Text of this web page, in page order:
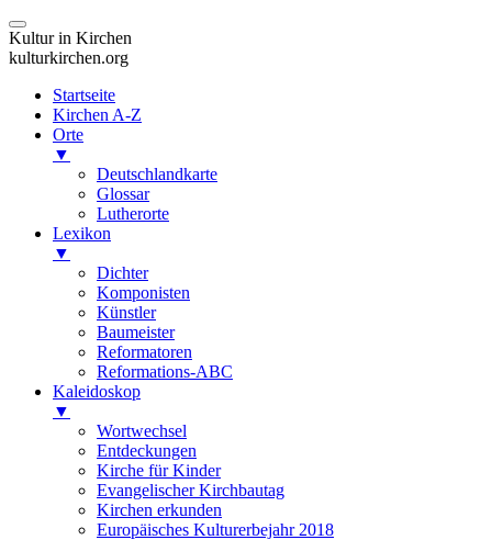
Kultur in Kirchen
kulturkirchen.org
Startseite
Kirchen A-Z
Orte
▼
Deutschlandkarte
Glossar
Lutherorte
Lexikon
▼
Dichter
Komponisten
Künstler
Baumeister
Reformatoren
Reformations-ABC
Kaleidoskop
▼
Wortwechsel
Entdeckungen
Kirche für Kinder
Evangelischer Kirchbautag
Kirchen erkunden
Europäisches Kulturerbejahr 2018